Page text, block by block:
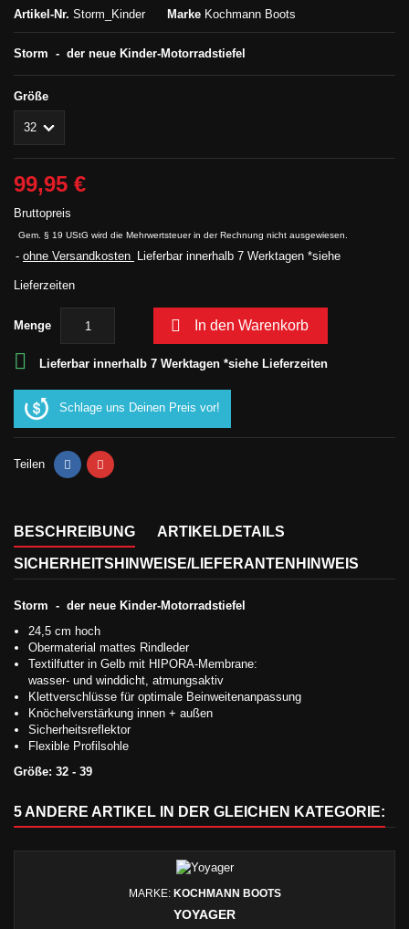
Artikel-Nr. Storm_Kinder Marke Kochmann Boots
Storm - der neue Kinder-Motorradstiefel
Größe
99,95 €
Bruttopreis
Gem. § 19 UStG wird die Mehrwertsteuer in der Rechnung nicht ausgewiesen.
ohne Versandkosten Lieferbar innerhalb 7 Werktagen *siehe
Lieferzeiten
Menge  In den Warenkorb
 Lieferbar innerhalb 7 Werktagen *siehe Lieferzeiten
Schlage uns Deinen Preis vor!
Teilen
BESCHREIBUNG ARTIKELDETAILS
SICHERHEITSHINWEISE/LIEFERANTENHINWEIS
Storm - der neue Kinder-Motorradstiefel
24,5 cm hoch
Obermaterial mattes Rindleder
Textilfutter in Gelb mit HIPORA-Membrane:
wasser- und winddicht, atmungsaktiv
Klettverschlüsse für optimale Beinweitenanpassung
Knöchelverstärkung innen + außen
Sicherheitsreflektor
Flexible Profilsohle
Größe: 32 - 39
5 ANDERE ARTIKEL IN DER GLEICHEN KATEGORIE:
MARKE: KOCHMANN BOOTS
YOYAGER